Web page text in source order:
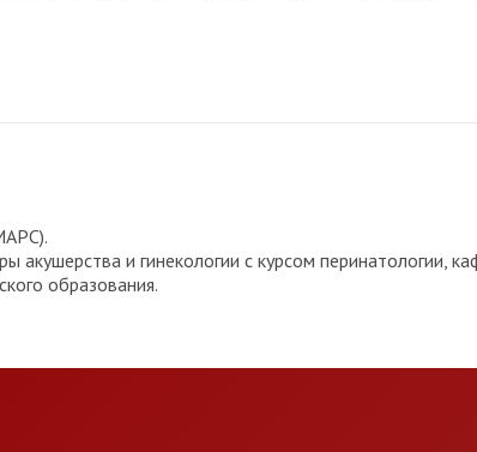
и гинекологии с курсом перинатологии,
образования.